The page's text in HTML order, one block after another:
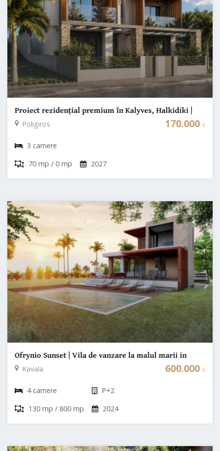
Proiect rezidențial premium în Kalyves, Halkidiki |
Vile cu grădină și piscină privată
Poligiros 170.000 €
3 camere
70 mp / 0 mp
2027
Ofrynio Sunset | Vila de vanzare la malul marii in
Grecia | Kavala - Ofrynio
Kavala 600.000 €
4 camere
P+2
130 mp / 800 mp
2024